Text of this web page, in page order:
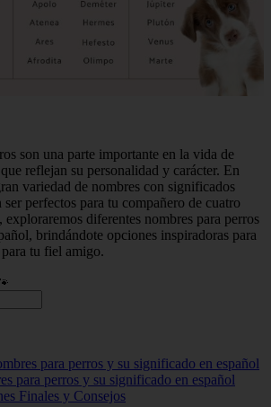
son una parte importante en la vida de
reflejan su personalidad y carácter. En
variedad de nombres con significados
ser perfectos para tu compañero de cuatro
exploraremos diferentes nombres para perros
brindándote opciones inspiradoras para
tu fiel amigo.
para perros y su significado en español
para perros y su significado en español
Finales y Consejos